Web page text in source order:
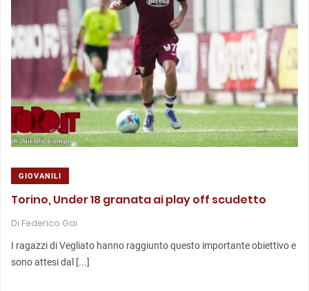
GIOVANILI
Torino, Under 18 granata ai play off scudetto
Di Federico Gai
I ragazzi di Vegliato hanno raggiunto questo importante obiettivo e
sono attesi dal [...]